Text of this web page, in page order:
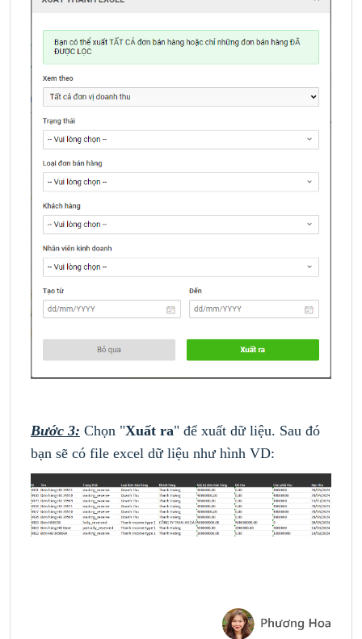
Bước 3: Chọn "Xuất ra" để xuất dữ liệu. Sau đó
bạn sẽ có file excel dữ liệu như hình VD: